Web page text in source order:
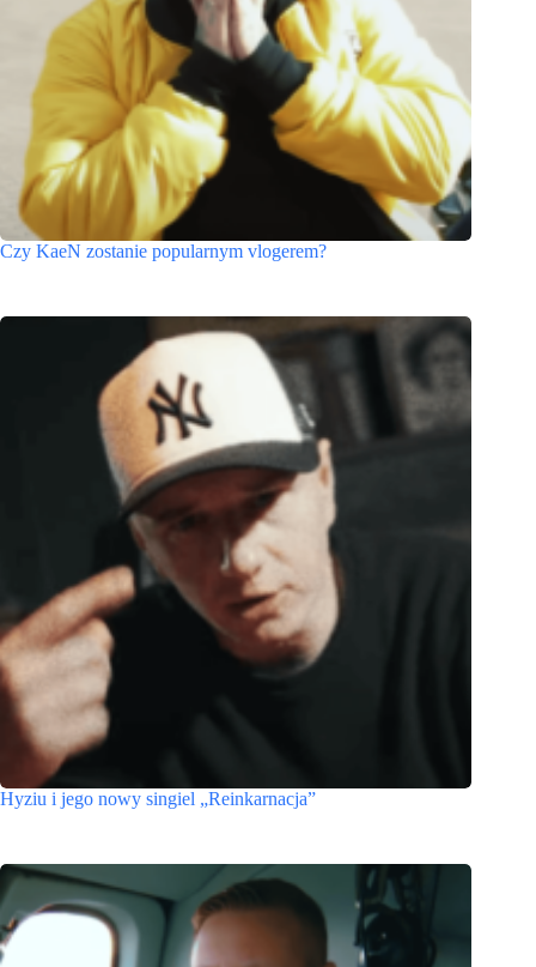
Czy KaeN zostanie popularnym vlogerem?
Hyziu i jego nowy singiel „Reinkarnacja”